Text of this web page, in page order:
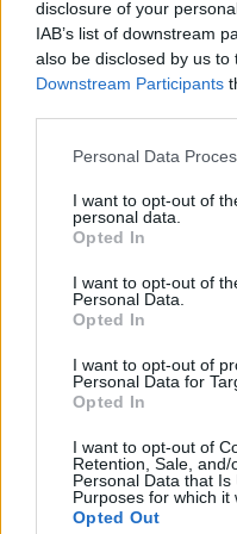
disclosure of your
IAB’s list of downstream
also be disclosed by us to
Downstream Participants
Personal Data
I want to opt-out of
personal data.
Opted In
I want to opt-out of
Personal Data.
Opted In
I want to opt-out of
Personal Data for
Opted In
I want to opt-out of
Retention, Sale,
Personal Data that
Purposes for which it
Opted Out
Vaizdai iš tragiškos
vaiko gyvybių išgelbėti
Žinios | Lietuvos diena
Savaitės vidurys
32 laipsnių šilumos
vaizdas pribloškia
V. Zalužno